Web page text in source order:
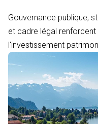
Gouvernance publique,
et cadre légal
l'investissement